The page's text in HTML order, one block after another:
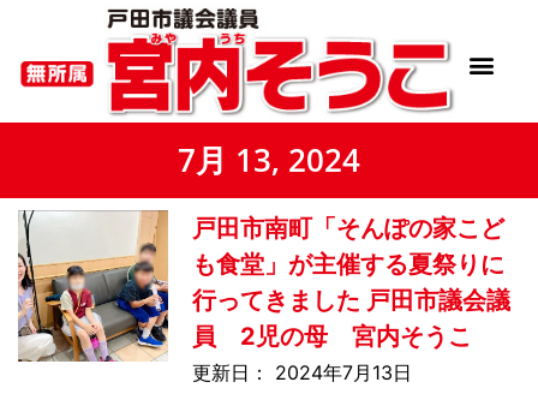
7月 13, 2024
戸田市南町「そんぽの家こど
も食堂」が主催する夏祭りに
行ってきました 戸田市議会議
員 2児の母 宮内そうこ
2024年7月13日